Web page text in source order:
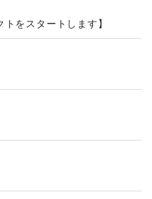
トをスタートします】